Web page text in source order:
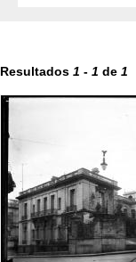
Resultados 1 - 1 de 1